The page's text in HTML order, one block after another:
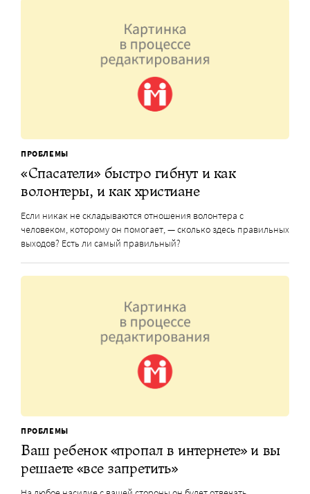
ПРОБЛЕМЫ
«Спасатели» быстро гибнут и как
волонтеры, и как христиане
Если никак не складываются отношения волонтера с
человеком, которому он помогает, — сколько здесь правильных
выходов? Есть ли самый правильный?
ПРОБЛЕМЫ
Ваш ребенок «пропал в интернете» и вы
решаете «все запретить»